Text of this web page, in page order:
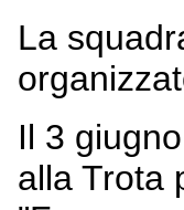
La
Il 3
alla Trota